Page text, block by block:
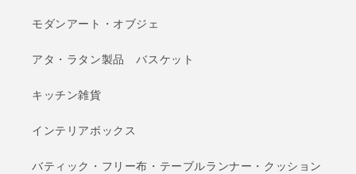
モダンアート・オブジェ
アタ・ラタン製品 バスケット
キッチン雑貨
インテリアボックス
バティック・フリー布・テーブルランナー・クッション